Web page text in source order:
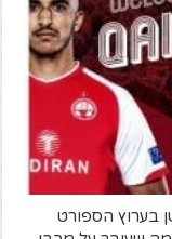
פרשן בערוץ הספורט